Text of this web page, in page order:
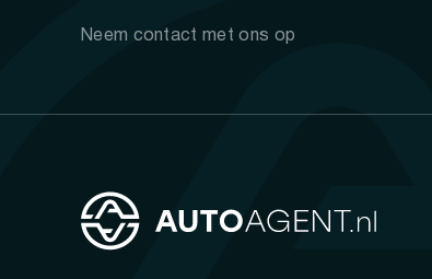
Neem contact met ons op